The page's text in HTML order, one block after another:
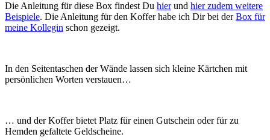
Die Anleitung für diese Box findest Du hierund hier zudem weitere
Beispiele. Die Anleitung für den Koffer habe ich Dir bei derBox für
meine Kollegin schon gezeigt.
In den Seitentaschen der Wände lassen sich kleine Kärtchen mit
persönlichen Worten verstauen…
… und der Koffer bietet Platz für einen Gutschein oder für zu
Hemden gefaltete Geldscheine.